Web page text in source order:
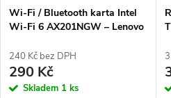
Wi-Fi / Bluetooth karta Intel
Wi-Fi 6 AX201NGW – Lenovo
240 Kč bez DPH
290 Kč
Skladem 1 ks